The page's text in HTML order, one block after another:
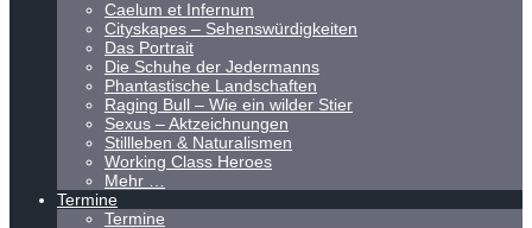
Caelum et Infernum
Cityskapes – Sehenswürdigkeiten
Das Portrait
Die Schuhe der Jedermanns
Phantastische Landschaften
Raging Bull – Wie ein wilder Stier
Sexus – Aktzeichnungen
Stillleben & Naturalismen
Working Class Heroes
Mehr …
Termine
Termine